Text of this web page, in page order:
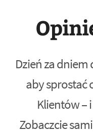
Dzień za dniem
aby sprostać
Klientów –
Zobaczcie